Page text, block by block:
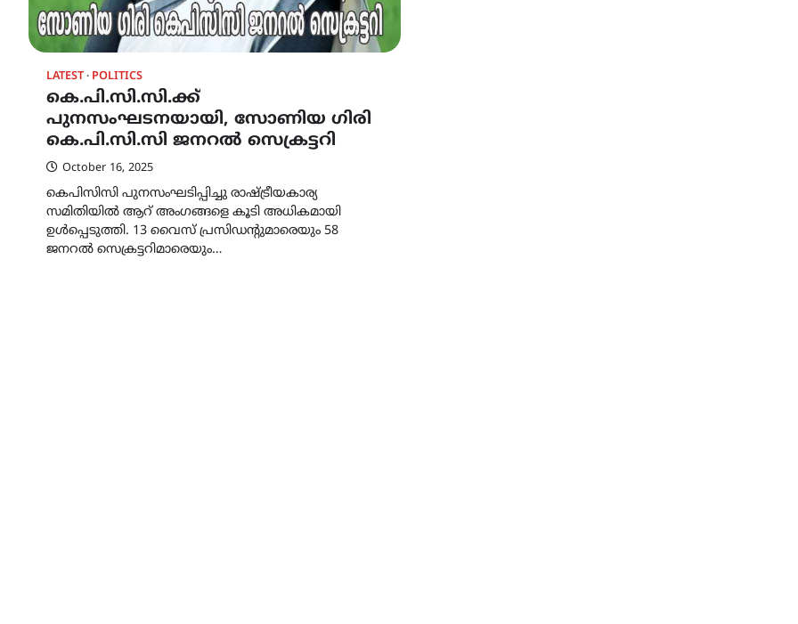
LATEST POLITICS
കെ.പി.സി.സി.ക്ക്
പുനസംഘടനയായി, സോണിയ ഗിരി
കെ.പി.സി.സി ജനറൽ സെക്രട്ടറി
October 16, 2025
കെപിസിസി പുനസംഘടിപ്പിച്ചു രാഷ്ട്രീയകാര്യ
സമിതിയിൽ ആറ് അംഗങ്ങളെ കൂടി അധികമായി
ഉള്‍പ്പെടുത്തി. 13 വൈസ് പ്രസിഡന്‍റുമാരെയും 58
ജനറൽ സെക്രട്ടറിമാരെയും…